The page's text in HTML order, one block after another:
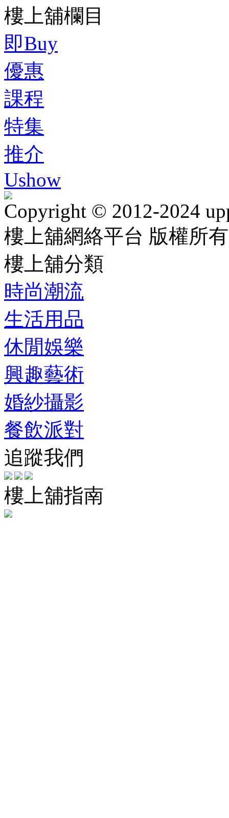
樓上舖欄目
即Buy
優惠
課程
特集
推介
Ushow
Copyright © 2012-2024
樓上舖網絡平台 版權所
樓上舖分類
時尚潮流
生活用品
休閒娛樂
興趣藝術
婚紗攝影
餐飲派對
追蹤我們
樓上舖指南